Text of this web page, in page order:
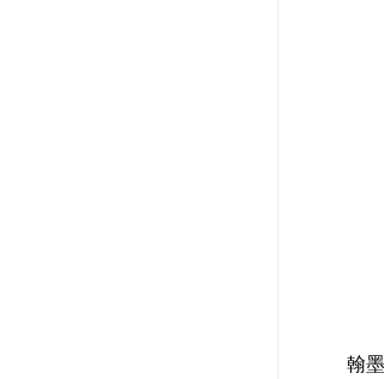
翰